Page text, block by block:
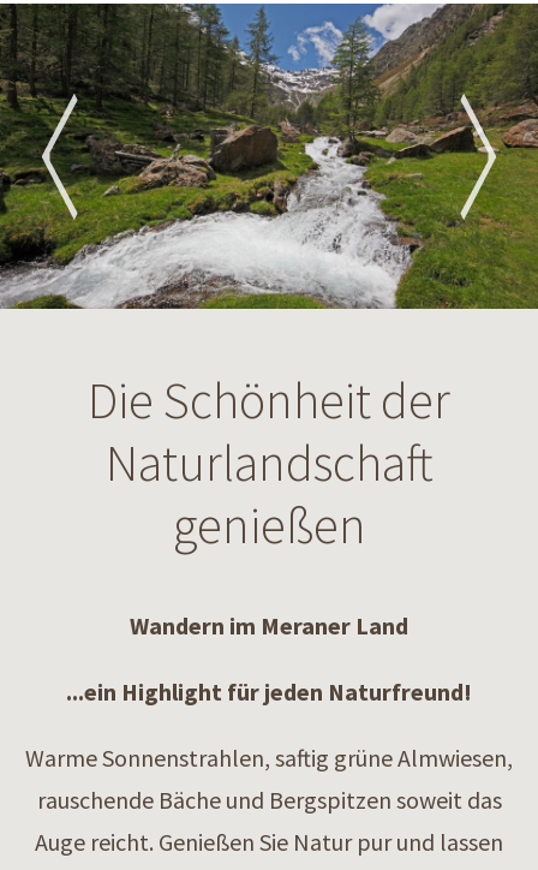
Die Schönheit der
Naturlandschaft
genießen
Wandern im Meraner Land
...ein Highlight für jeden Naturfreund!
Warme Sonnenstrahlen, saftig grüne Almwiesen,
rauschende Bäche und Bergspitzen soweit das
Auge reicht. Genießen Sie Natur pur und lassen